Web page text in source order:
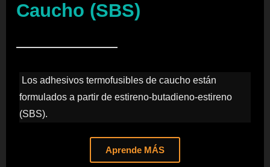
Caucho (SBS)
Los adhesivos termofusibles de caucho están
formulados a partir de estireno-butadieno-estireno
(SBS).
Aprende MÁS